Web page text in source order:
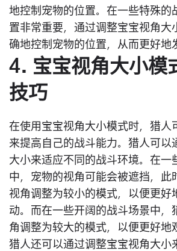
地控制宠物的位置。在一些特殊的
置非常重要，通过调整宝宝视角大
确地控制宠物的位置，从而更好地
4. 宝宝视角大小模
技巧
在使用宝宝视角大小模式时，猎人
来提高自己的战斗能力。猎人可以
大小来适应不同的战斗环境。在一
中，宠物的视角可能会被遮挡，此
视角调整为较小的模式，以便更好
动。而在一些开阔的战斗场景中，
角调整为较大的模式，以便更好地
猎人还可以通过调整宝宝视角大小